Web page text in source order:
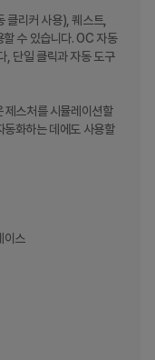
리커 사용), 퀘스트,
할 수 있습니다. OC 자동
, 단일 클릭과 자동 도구
스처를 시뮬레이션할
동화하는 데에도 사용할
이스